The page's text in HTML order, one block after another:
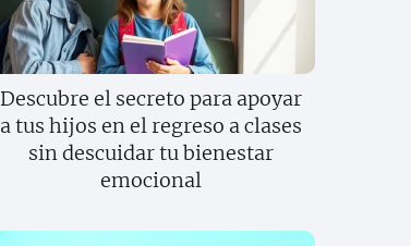
Descubre el secreto para apoyar
a tus hijos en el regreso a clases
sin descuidar tu bienestar
emocional